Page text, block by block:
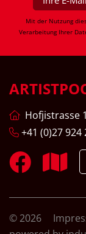
Mit der Nutzung
Verarbeitung Ihrer
Hofjistrasse 1
+41 (0)27 924
© 2026